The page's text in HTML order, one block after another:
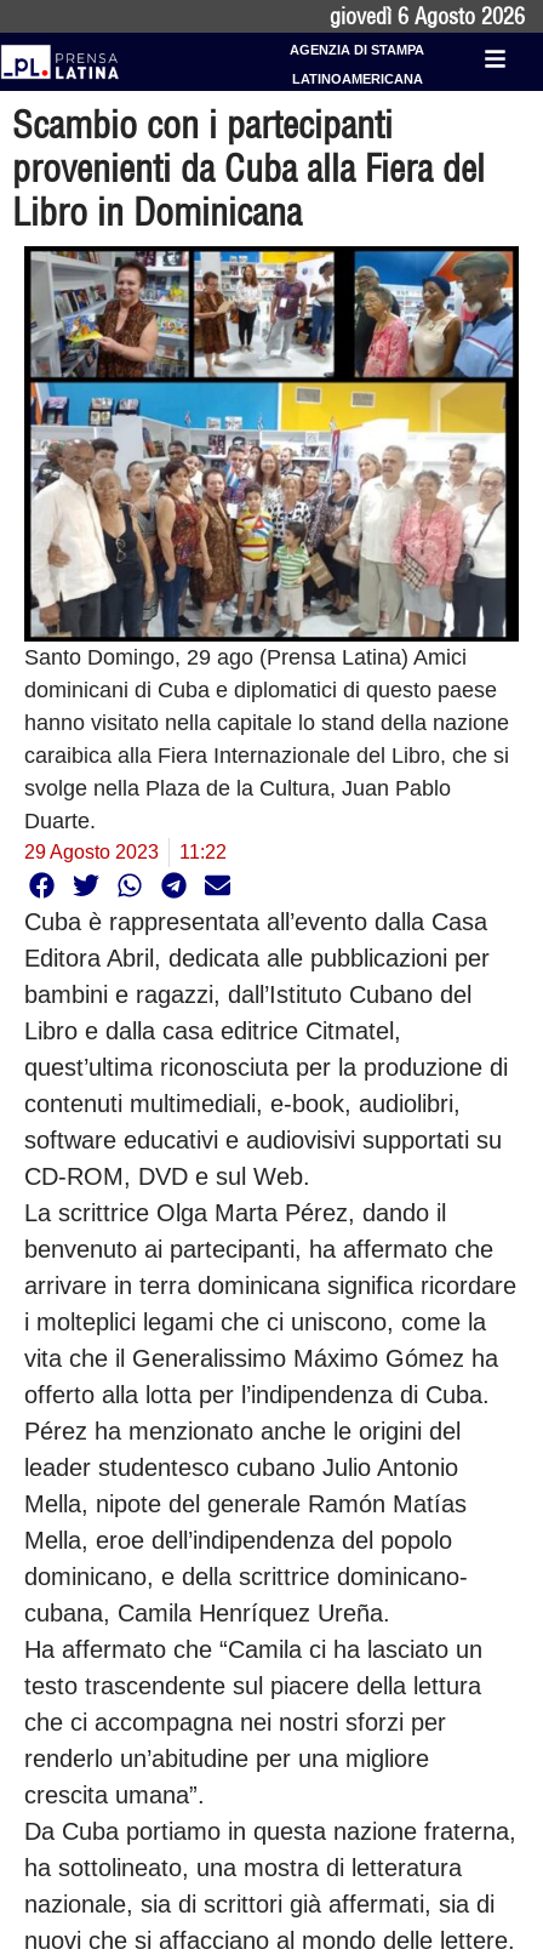
giovedì 6 Agosto 2026
AGENZIA DI STAMPA
LATINOAMERICANA
Scambio con i partecipanti
provenienti da Cuba alla Fiera del
Libro in Dominicana
Santo Domingo, 29 ago (Prensa Latina) Amici
dominicani di Cuba e diplomatici di questo paese
hanno visitato nella capitale lo stand della nazione
caraibica alla Fiera Internazionale del Libro, che si
svolge nella Plaza de la Cultura, Juan Pablo
Duarte.
29 Agosto 2023 11:22
Cuba è rappresentata all’evento dalla Casa
Editora Abril, dedicata alle pubblicazioni per
bambini e ragazzi, dall’Istituto Cubano del
Libro e dalla casa editrice Citmatel,
quest’ultima riconosciuta per la produzione di
contenuti multimediali, e-book, audiolibri,
software educativi e audiovisivi supportati su
CD-ROM, DVD e sul Web.
La scrittrice Olga Marta Pérez, dando il
benvenuto ai partecipanti, ha affermato che
arrivare in terra dominicana significa ricordare
i molteplici legami che ci uniscono, come la
vita che il Generalissimo Máximo Gómez ha
offerto alla lotta per l’indipendenza di Cuba.
Pérez ha menzionato anche le origini del
leader studentesco cubano Julio Antonio
Mella, nipote del generale Ramón Matías
Mella, eroe dell’indipendenza del popolo
dominicano, e della scrittrice dominicano-
cubana, Camila Henríquez Ureña.
Ha affermato che “Camila ci ha lasciato un
testo trascendente sul piacere della lettura
che ci accompagna nei nostri sforzi per
renderlo un’abitudine per una migliore
crescita umana”.
Da Cuba portiamo in questa nazione fraterna,
ha sottolineato, una mostra di letteratura
nazionale, sia di scrittori già affermati, sia di
nuovi che si affacciano al mondo delle lettere.